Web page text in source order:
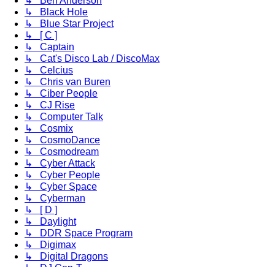
↳ Black Hole
↳ Blue Star Project
↳ [ C ]
↳ Captain
↳ Cat's Disco Lab / DiscoMax
↳ Celcius
↳ Chris van Buren
↳ Ciber People
↳ CJ Rise
↳ Computer Talk
↳ Cosmix
↳ CosmoDance
↳ Cosmodream
↳ Cyber Attack
↳ Cyber People
↳ Cyber Space
↳ Cyberman
↳ [ D ]
↳ Daylight
↳ DDR Space Program
↳ Digimax
↳ Digital Dragons